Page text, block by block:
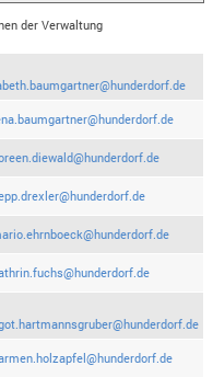
der Verwaltung